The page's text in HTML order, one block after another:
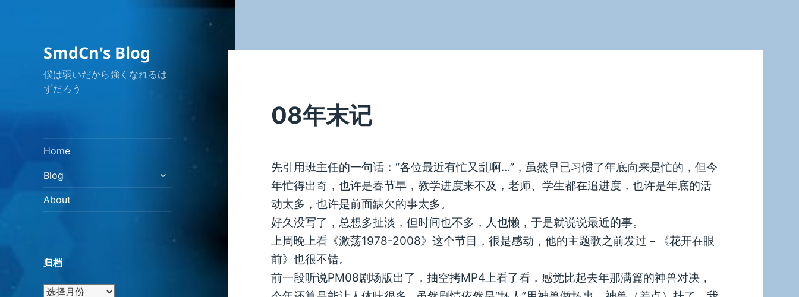
SmdCn's Blog
僕は弱いだから強くなれるは
ずだろう
Home
Blog
展
开
菜
About
归档
归
08年末记
先引用班主任的一句话：“各位最近有忙又乱啊…”，虽然早已习惯了年底向来是忙的，但今
年忙得出奇，也许是春节早，教学进度来不及，老师、学生都在追进度，也许是年底的活
动太多，也许是前面缺欠的事太多。
好久没写了，总想多扯淡，但时间也不多，人也懒，于是就说说最近的事。
上周晚上看《激荡1978-2008》这个节目，很是感动，他的主题歌之前发过－《花开在眼
前》也很不错。
前一段听说PM08剧场版出了，抽空拷MP4上看了看，感觉比起去年那满篇的神兽对决，